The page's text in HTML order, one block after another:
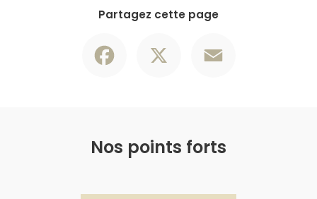
Partagez cette page
Nos points forts